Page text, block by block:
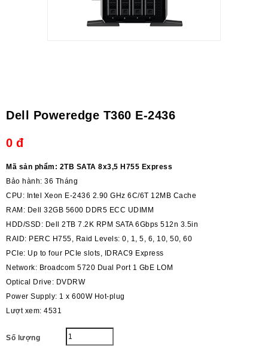
Dell Poweredge T360 E-2436
0 đ
Mã sản phẩm: 2TB SATA 8x3,5 H755 Express
Bảo hành: 36 Tháng
CPU: Intel Xeon E-2436 2.90 GHz 6C/6T 12MB Cache
RAM: Dell 32GB 5600 DDR5 ECC UDIMM
HDD/SSD: Dell 2TB 7.2K RPM SATA 6Gbps 512n 3.5in
RAID: PERC H755, Raid Levels: 0, 1, 5, 6, 10, 50, 60
PCIe: Up to four PCIe slots, IDRAC9 Express
Network: Broadcom 5720 Dual Port 1 GbE LOM
Optical Drive: DVDRW
Power Supply: 1 x 600W Hot-plug
Lượt xem: 4531
Số lượng